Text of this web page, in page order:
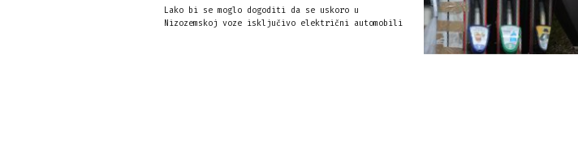
Lako bi se moglo dogoditi da se uskoro u
Nizozemskoj voze isključivo električni automobili